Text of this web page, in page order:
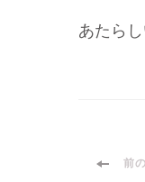
あたら
前